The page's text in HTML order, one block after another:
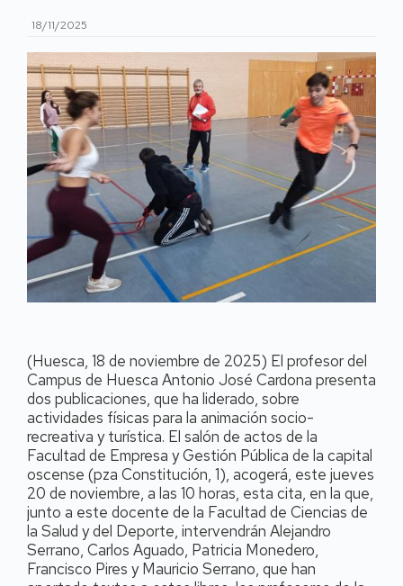
18/11/2025
(Huesca, 18 de noviembre de 2025) El profesor del
Campus de Huesca Antonio José Cardona presenta
dos publicaciones, que ha liderado, sobre
actividades físicas para la animación socio-
recreativa y turística. El salón de actos de la
Facultad de Empresa y Gestión Pública de la capital
oscense (pza Constitución, 1), acogerá, este jueves
20 de noviembre, a las 10 horas, esta cita, en la que,
junto a este docente de la Facultad de Ciencias de
la Salud y del Deporte, intervendrán Alejandro
Serrano, Carlos Aguado, Patricia Monedero,
Francisco Pires y Mauricio Serrano, que han